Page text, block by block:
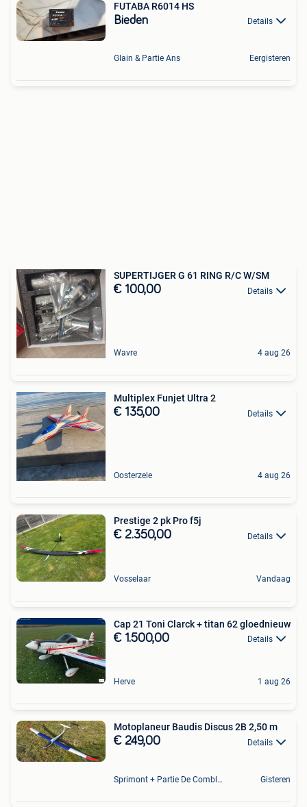
FUTABA R6014 HS
Bieden Details
Glain & Partie Ans Eergisteren
SUPERTIJGER G 61 RING R/C W/SM
€ 100,00 Details
Wavre 4 aug 26
Multiplex Funjet Ultra 2
€ 135,00 Details
Oosterzele 4 aug 26
Prestige 2 pk Pro f5j
€ 2.350,00 Details
Vosselaar Vandaag
Cap 21 Toni Clarck + titan 62 gloednieuw
€ 1.500,00 Details
Herve 1 aug 26
Motoplaneur Baudis Discus 2B 2,50 m
€ 249,00 Details
Sprimont + Partie De Comblain-Au-Pont Gisteren